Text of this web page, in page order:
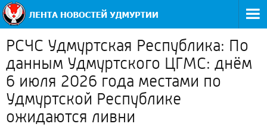
РСЧС Удмуртская Республика: По
данным Удмуртского ЦГМС: днём
6 июля 2026 года местами по
Удмуртской Республике
ожидаются ливни